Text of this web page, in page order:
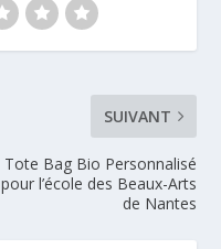
SUIVANT
Tote Bag Bio Personnalisé
pour l’école des Beaux-Arts
de Nantes